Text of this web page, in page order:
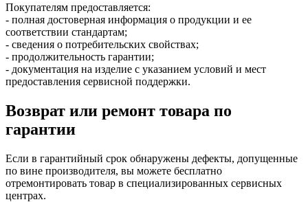
Покупателям предоставляется:
- полная достоверная информация о продукции и ее
соответствии стандартам;
- сведения о потребительских свойствах;
- продолжительность гарантии;
- документация на изделие с указанием условий и мест
предоставления сервисной поддержки.
Возврат или ремонт товара по
гарантии
Если в гарантийный срок обнаружены дефекты, допущенные
по вине производителя, вы можете бесплатно
отремонтировать товар в специализированных сервисных
центрах.